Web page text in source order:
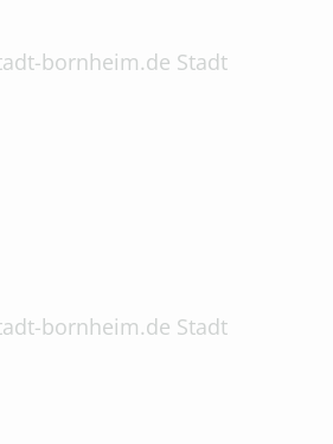
bornheim.de Stadt
bornheim.de Stadt